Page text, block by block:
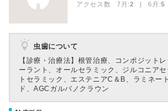
アクセス数 7月:2 | 6月:5
虫歯について
【診療・治療法】 根管治療、コンポジット
ーラント、オールセラミック、ジルコニア
トセラミック、エステニアC＆B、ラミネー
ド、AGCガルバノクラウン